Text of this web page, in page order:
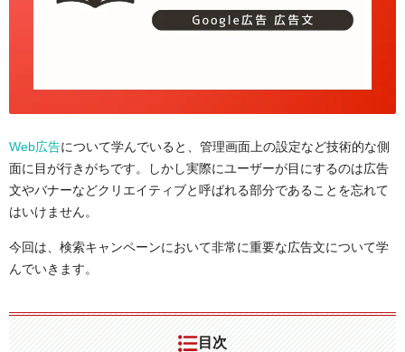
Web広告について学んでいると、管理画面上の設定など技術的な側
面に目が行きがちです。しかし実際にユーザーが目にするのは広告
文やバナーなどクリエイティブと呼ばれる部分であることを忘れて
はいけません。
今回は、検索キャンペーンにおいて非常に重要な広告文について学
んでいきます。
目次